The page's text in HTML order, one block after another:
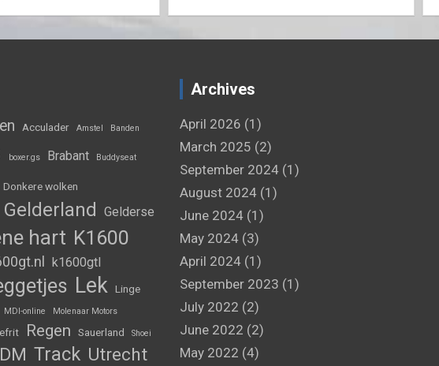
Acculader Amstel Banden
boxer.gs Brabant Buddyseat
Donkere wolken
Gelderland Gelderse
hart K1600
k1600gtl
Lek Linge
MDI-online Molenaar Motors
Regen Sauerland Shoei
Track Utrecht
Archives
April 2026 (1)
March 2025 (2)
September 2024(1)
August 2024(1)
June 2024(1)
May 2024(3)
April 2024(1)
September 2023 (1)
July 2022 (2)
June 2022 (2)
May 2022 (4)